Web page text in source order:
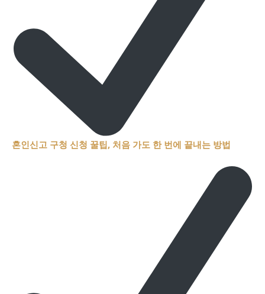
혼인신고 구청 신청 꿀팁, 처음 가도 한 번에 끝내는 방법